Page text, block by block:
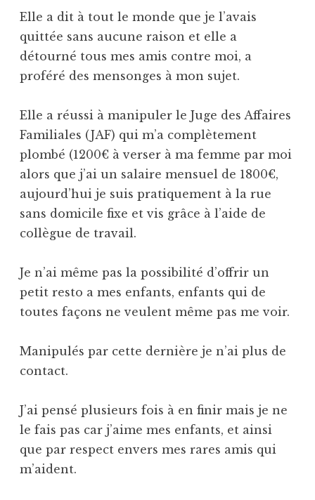
Elle a dit à tout le monde que je l’avais
quittée sans aucune raison et elle a
détourné tous mes amis contre moi, a
proféré des mensonges à mon sujet.
Elle a réussi à manipuler le Juge des Affaires
Familiales (JAF) qui m’a complètement
plombé (1200€ à verser à ma femme par moi
alors que j’ai un salaire mensuel de 1800€,
aujourd’hui je suis pratiquement à la rue
sans domicile fixe et vis grâce à l’aide de
collègue de travail.
Je n’ai même pas la possibilité d’offrir un
petit resto a mes enfants, enfants qui de
toutes façons ne veulent même pas me voir.
Manipulés par cette dernière je n’ai plus de
contact.
J’ai pensé plusieurs fois à en finir mais je ne
le fais pas car j’aime mes enfants, et ainsi
que par respect envers mes rares amis qui
m’aident.